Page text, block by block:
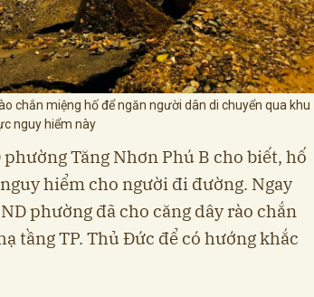
chắn miệng hố để ngăn người dân di chuyển qua khu
nguy hiểm này
Tăng Nhơn Phú B cho biết, hố
hiểm cho người đi đường. Ngay
phường đã cho căng dây rào chắn
tầng TP. Thủ Đức để có hướng khắc